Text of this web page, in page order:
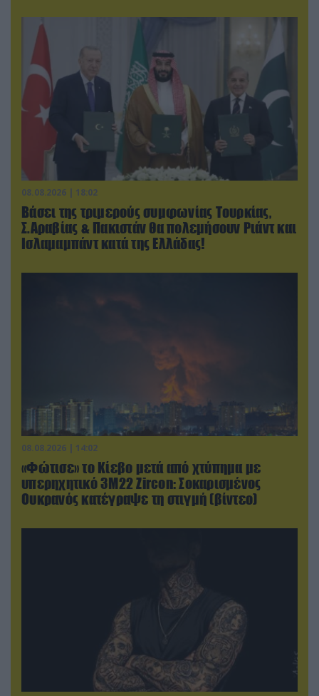
08.08.2026 | 18:02
Βάσει της τριμερούς συμφωνίας Τουρκίας,
Σ.Αραβίας & Πακιστάν θα πολεμήσουν Ριάντ και
Ισλαμαμπάντ κατά της Ελλάδας!
08.08.2026 | 14:02
«Φώτισε» το Κίεβο μετά από χτύπημα με
υπερηχητικό 3M22 Zircon: Σοκαρισμένος
Ουκρανός κατέγραψε τη στιγμή (βίντεο)